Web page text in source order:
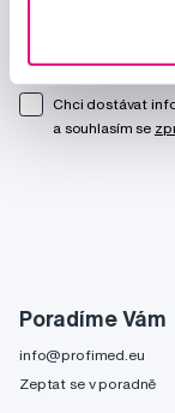
Poradíme Vám
info@profimed.eu
Zeptat se v poradně
Chci dostávat
a souhlasím se